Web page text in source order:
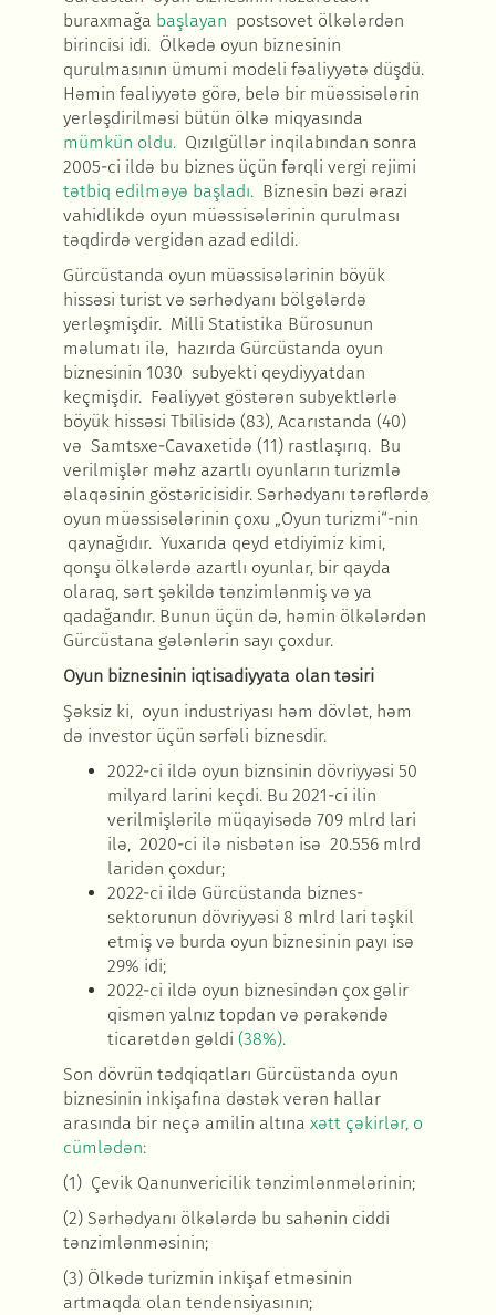
buraxmağa başlayan postsovet ölkələrdən
birincisi idi. Ölkədə oyun biznesinin
qurulmasının ümumi modeli fəaliyyətə düşdü.
Həmin fəaliyyətə görə, belə bir müəssisələrin
yerləşdirilməsi bütün ölkə miqyasında
mümkün oldu.Qızılgüllər inqilabından sonra
2005-ci ildə bu biznes üçün fərqli vergi rejimi
tətbiq edilməyə başladı.Biznesin bəzi ərazi
vahidlikdə oyun müəssisələrinin qurulması
təqdirdə vergidən azad edildi.
Gürcüstanda oyun müəssisələrinin böyük
hissəsi turist və sərhədyanı bölgələrdə
yerləşmişdir. Milli Statistika Bürosunun
məlumatı ilə, hazırda Gürcüstanda oyun
biznesinin 1030 subyekti qeydiyyatdan
keçmişdir. Fəaliyyət göstərən subyektlərlə
böyük hissəsi Tbilisidə (83), Acarıstanda (40)
və Samtsxe-Cavaxetidə (11) rastlaşırıq. Bu
verilmişlər məhz azartlı oyunların turizmlə
əlaqəsinin göstəricisidir. Sərhədyanı tərəflərdə
oyun müəssisələrinin çoxu „Oyun turizmi“-nin
qaynağıdır. Yuxarıda qeyd etdiyimiz kimi,
qonşu ölkələrdə azartlı oyunlar, bir qayda
olaraq, sərt şəkildə tənzimlənmiş və ya
qadağandır. Bunun üçün də, həmin ölkələrdən
Gürcüstana gələnlərin sayı çoxdur.
Oyun biznesinin iqtisadiyyata olan təsiri
Şəksiz ki, oyun industriyası həm dövlət, həm
də investor üçün sərfəli biznesdir.
2022-ci ildə oyun biznsinin dövriyyəsi 50
milyard larini keçdi. Bu 2021-ci ilin
verilmişlərilə müqayisədə 709 mlrd lari
ilə, 2020-ci ilə nisbətən isə 20.556 mlrd
laridən çoxdur;
2022-ci ildə Gürcüstanda biznes-
sektorunun dövriyyəsi 8 mlrd lari təşkil
etmiş və burda oyun biznesinin payı isə
29% idi;
2022-ci ildə oyun biznesindən çox gəlir
qismən yalnız topdan və pərakəndə
ticarətdən gəldi (38%).
Son dövrün tədqiqatları Gürcüstanda oyun
biznesinin inkişafına dəstək verən hallar
arasında bir neçə amilin altına xətt çəkirlər, o
cümlədən:
(1) Çevik Qanunvericilik tənzimlənmələrinin;
(2) Sərhədyanı ölkələrdə bu sahənin ciddi
tənzimlənməsinin;
(3) Ölkədə turizmin inkişaf etməsinin
artmaqda olan tendensiyasının;